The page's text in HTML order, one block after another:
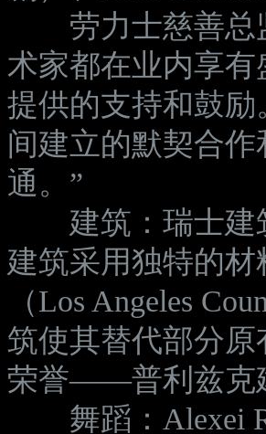
劳力士慈善总监
术家都在业内享
提供的支持和鼓
间建立的默契合
通。”
建筑：瑞士建筑
建筑采用独特的
（Los Angeles
筑使其替代部分原
荣誉——普利兹克
舞蹈：Alexei